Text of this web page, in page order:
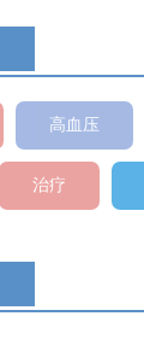
高血压
治疗